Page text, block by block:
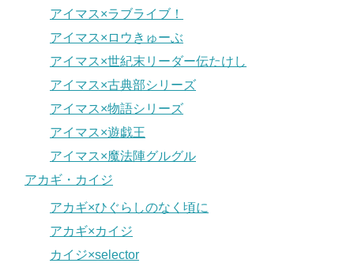
アイマス×ラブライブ！
アイマス×ロウきゅーぶ
アイマス×世紀末リーダー伝たけし
アイマス×古典部シリーズ
アイマス×物語シリーズ
アイマス×遊戯王
アイマス×魔法陣グルグル
アカギ・カイジ
アカギ×ひぐらしのなく頃に
アカギ×カイジ
カイジ×selector